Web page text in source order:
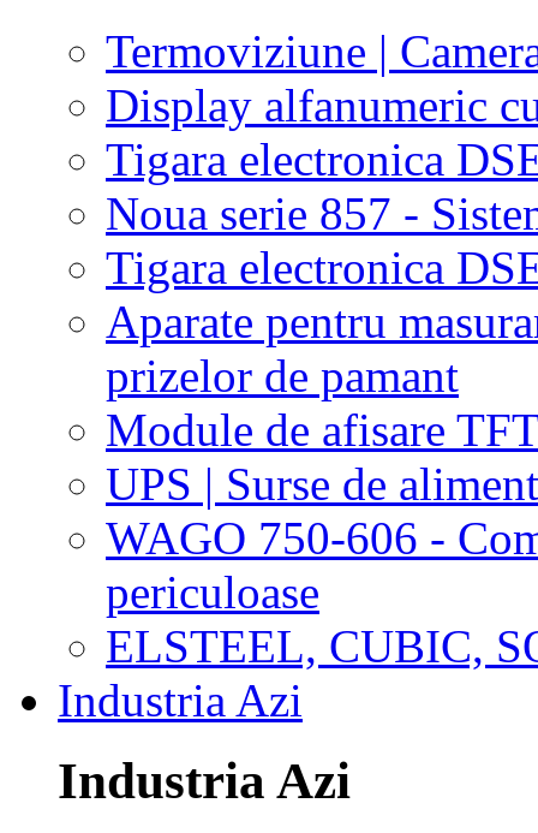
Termoviziune |
Display alfanumeric
Tigara electronica
Noua serie 857 -
Tigara electronica
Aparate pentru
prizelor de pamant
Module de afisare
UPS | Surse de
WAGO 750-606 -
periculoase
ELSTEEL, CUBIC,
Industria Azi
Industria Azi